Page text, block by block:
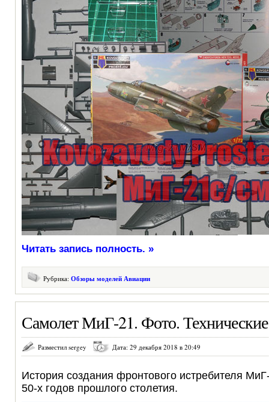
Читать запись полность. »
Рубрика: Обзоры моделей Авиации
Самолет МиГ-21. Фото. Технические
Разместил sergey Дата: 29 декабря 2018 в 20:49
История создания фронтового истребителя
50-х годов прошлого столетия.